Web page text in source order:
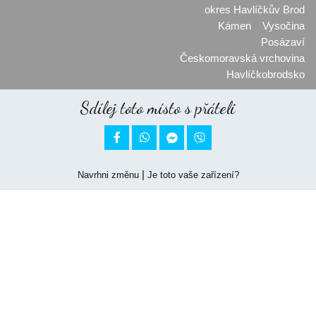
okres Havlíčkův Brod
Kámen
Vysočina
Posázaví
Českomoravská vrchovina
Havlíčkobrodsko
Sdílej toto místo s přáteli
 
Navrhni změnu| Je toto vaše zařízení?